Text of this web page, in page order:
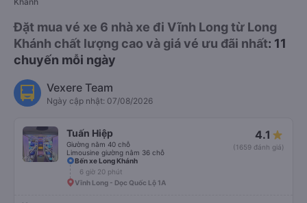
Đặt mua vé xe 6 nhà xe đi Vĩnh Long từ Long
Khánh chất lượng cao và giá vé ưu đãi nhất: 11
chuyến mỗi ngày
Vexere Team
Ngày cập nhật: 07/08/2026
Tuấn Hiệp
Giường nằm 40 chỗ
Limousine giường nằm 36 chỗ
4.1
(1659 đánh giá)
Bến xe Long Khánh
6 giờ 20 phút
Vĩnh Long - Dọc Quốc Lộ 1A